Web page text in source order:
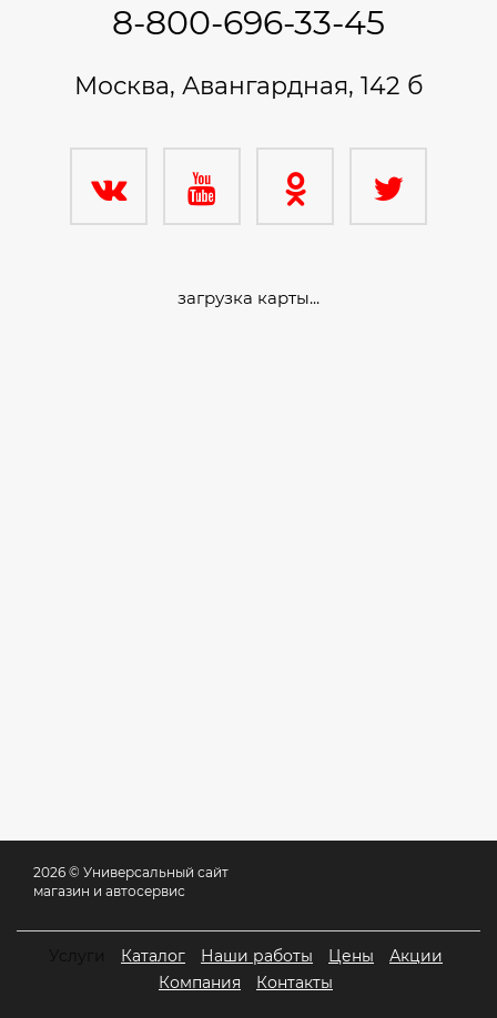
8-800-696-33-45
Москва, Авангардная, 142 б
загрузка карты...
2026 © Универсальный сайт
магазин и автосервис
Каталог Наши работы Цены
Акции
Компания
Контакты